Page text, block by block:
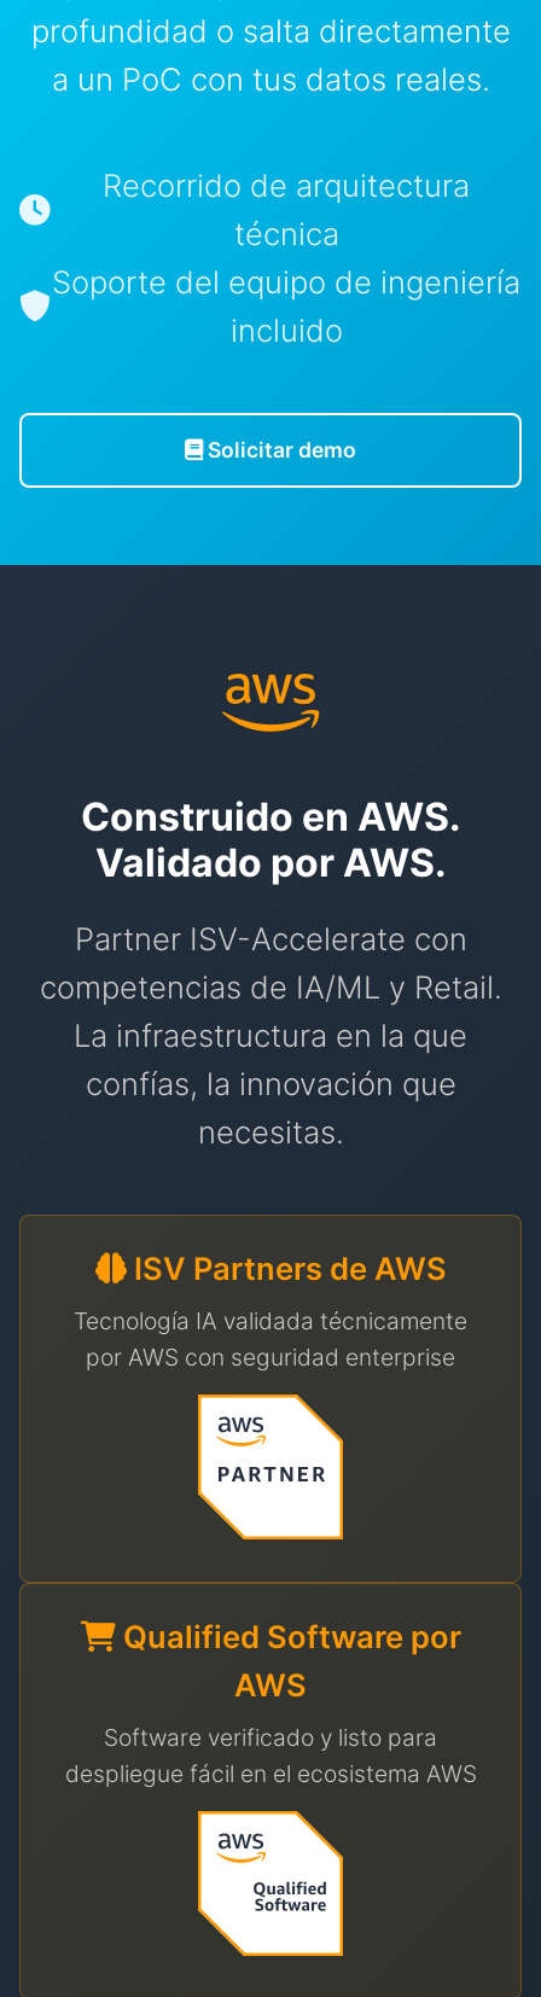
profundidad o salta directamente
a un PoC con tus datos reales.
Recorrido de arquitectura
técnica
Soporte del equipo de ingeniería
incluido
Solicitar demo
Construido en AWS.
Validado por AWS.
Partner ISV-Accelerate con
competencias de IA/ML y Retail.
La infraestructura en la que
confías, la innovación que
necesitas.
ISV Partners de AWS
Tecnología IA validada técnicamente
por AWS con seguridad enterprise
Qualified Software por
AWS
Software verificado y listo para
despliegue fácil en el ecosistema AWS